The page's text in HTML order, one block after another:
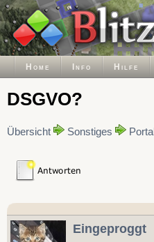
Home Info Hilfe
DSGVO?
Übersicht Sonstiges Portal
Eingeproggt